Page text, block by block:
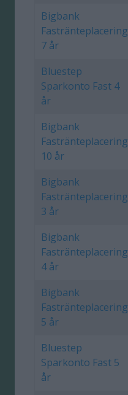
Bigbank
Fastränteplacering
7 år
Bluestep
Sparkonto Fast 4
år
Bigbank
Fastränteplacering
10 år
Bigbank
Fastränteplacering
3 år
Bigbank
Fastränteplacering
4 år
Bigbank
Fastränteplacering
5 år
Bluestep
Sparkonto Fast 5
år